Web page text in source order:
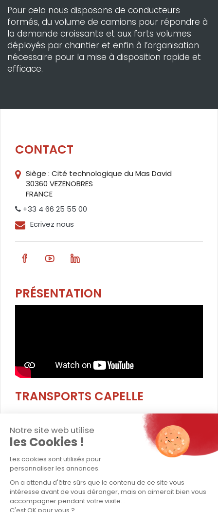
Notre site web utilise
les Cookies !
Les cookies sont utilisés pour
personnaliser les annonces.
On a attendu d'être sûrs que le contenu de ce site vous
intéresse avant de vous déranger, mais on aimerait bien vous
accompagner pendant votre visite...
C'est OK pour vous ?
Pour cela nous disposons de conducteurs
formés, du volume de camions pour répondre à
la demande croissante et aux forts volumes
déployés par chantier et enfin à l’organisation
nécessaire pour la mise à disposition rapide et
efficace.
CONTACT
Siège : Cité technologique du Mas David
30360 VEZENOBRES
FRANCE
+33 4 66 25 55 00
Ecrivez nous
PRÉSENTATION
TRANSPORTS CAPELLE
Transport exceptionnel
Transport conventionnel
Logistique / stockage
Contact